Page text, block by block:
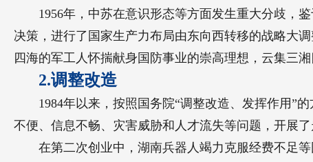
1956年，中苏在意识形态等方面发生重大分歧，
决策，进行了国家生产力布局由东向西转移的战略大
四海的军工人怀揣献身国防事业的崇高理想，云集三
2.调整改造
1984年以来，按照国务院“调整改造、发挥作用”
不便、信息不畅、灾害威胁和人才流失等问题，开展
在第二次创业中，湖南兵器人竭力克服经费不足